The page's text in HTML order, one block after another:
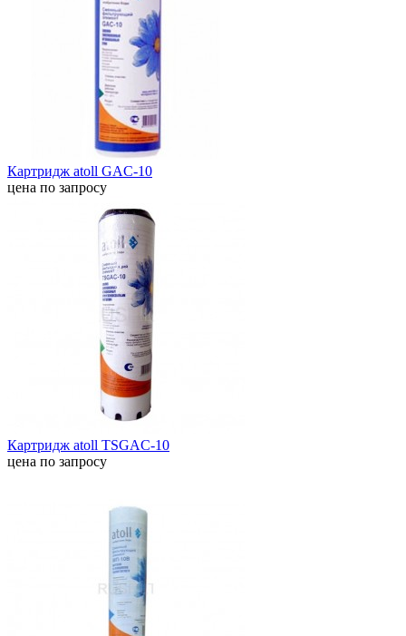
Картридж atoll GAC-10
цена по запросу
Картридж atoll TSGAC-10
цена по запросу